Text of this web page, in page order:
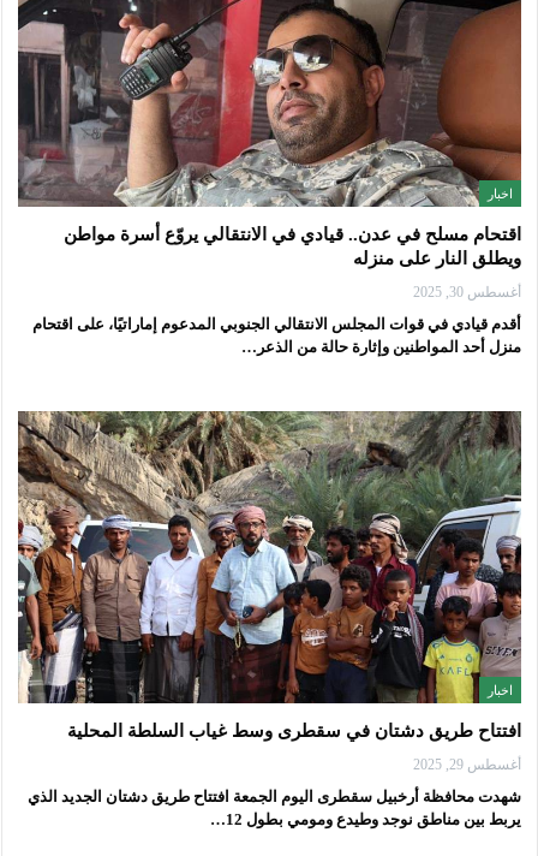
اخبار
اقتحام مسلح في عدن.. قيادي في الانتقالي يروّع أسرة مواطن
ويطلق النار على منزله
أغسطس 30, 2025
أقدم قيادي في قوات المجلس الانتقالي الجنوبي المدعوم إماراتيًا، على اقتحام
منزل أحد المواطنين وإثارة حالة من الذعر…
اخبار
افتتاح طريق دشتان في سقطرى وسط غياب السلطة المحلية
أغسطس 29, 2025
شهدت محافظة أرخبيل سقطرى اليوم الجمعة افتتاح طريق دشتان الجديد الذي
يربط بين مناطق نوجد وطيدع ومومي بطول 12…